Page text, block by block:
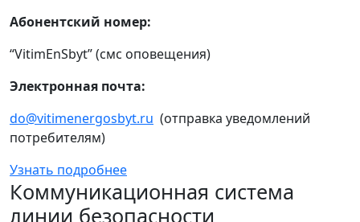
Абонентский номер:
“VitimEnSbyt” (смс оповещения)
Электронная почта:
do@vitimenergosbyt.ru (отправка уведомлений
потребителям)
Узнать подробнее
Коммуникационная система
линии безопасности